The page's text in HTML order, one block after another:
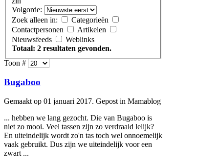
Volgorde:
Zoek alleen in:
Categorieën
Contactpersonen
Artikelen
Nieuwsfeeds
Weblinks
Totaal: 2 resultaten gevonden.
Toon #
Bugaboo
Gemaakt op 01 januari 2017. Gepost in Mamablog
... hebben we lang gezocht. Die van Bugaboo is
niet zo mooi. Veel tassen zijn zo verdraaid lelijk?
En uiteindelijk wordt zo'n tas toch wel onnoemelijk
vaak gebruikt. Dus zijn we uiteindelijk voor een
zwart ...